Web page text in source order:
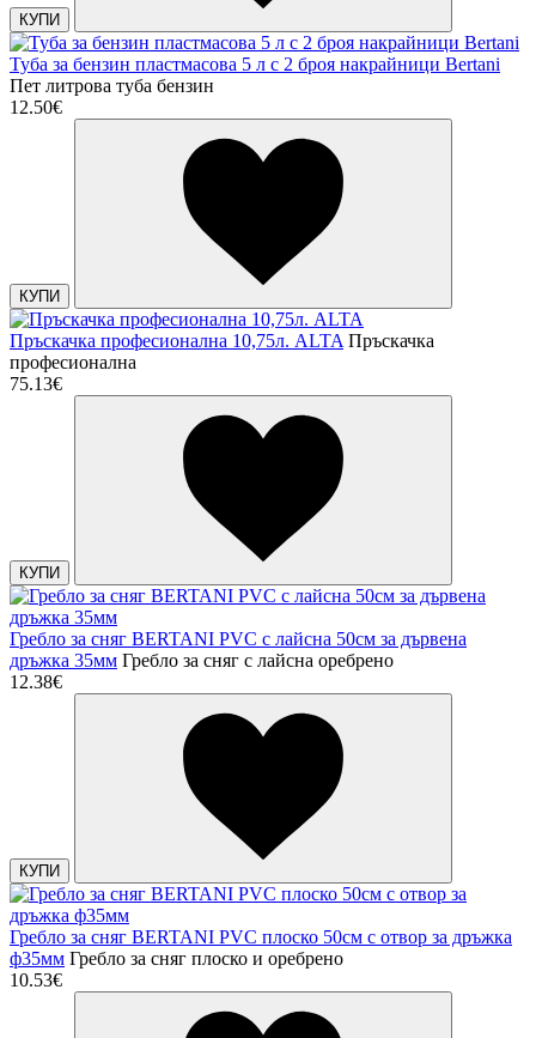
КУПИ
Туба за бензин пластмасова 5 л с 2 броя накрайници Bertani
Пет литрова туба бензин
12.50€
КУПИ
Пръскачка професионална 10,75л. ALTA Пръскачка
професионална
75.13€
КУПИ
Гребло за сняг BERTANI PVC с лайсна 50см за дървена
дръжка 35мм Гребло за сняг с лайсна оребрено
12.38€
КУПИ
Гребло за сняг BERTANI PVC плоско 50см с отвор за дръжка
ф35мм Гребло за сняг плоско и оребрено
10.53€